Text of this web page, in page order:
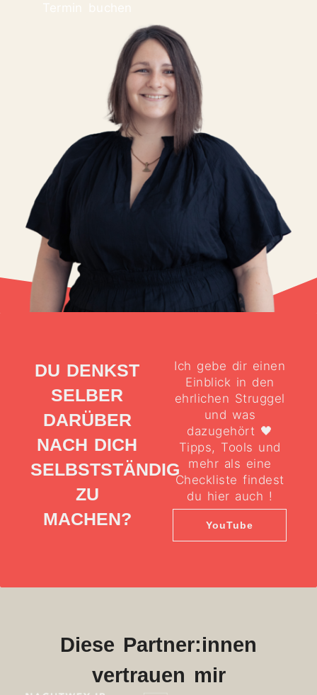
Termin buchen
DU DENKST
SELBER
DARÜBER
NACH DICH
SELBSTSTÄNDIG
ZU
MACHEN?
Ich gebe dir einen
Einblick in den
ehrlichen Struggel
und was
dazugehört 🖤
Tipps, Tools und
mehr als eine
Checkliste findest
du hier auch !
YouTube
Diese Partner:innen
vertrauen mir